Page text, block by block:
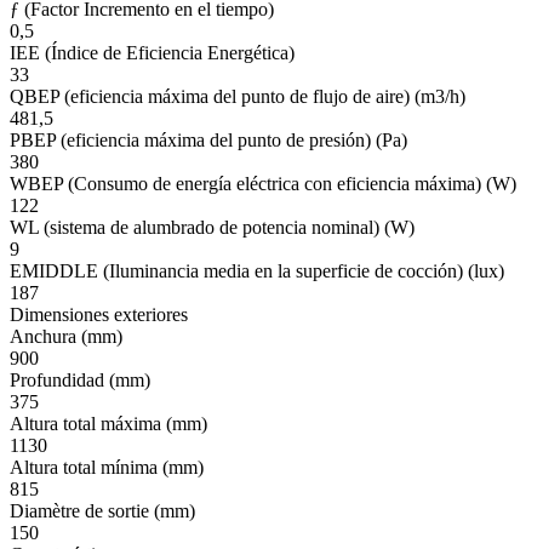
ƒ (Factor Incremento en el tiempo)
0,5
IEE (Índice de Eficiencia Energética)
33
QBEP (eficiencia máxima del punto de flujo de aire) (m3/h)
481,5
PBEP (eficiencia máxima del punto de presión) (Pa)
380
WBEP (Consumo de energía eléctrica con eficiencia máxima) (W)
122
WL (sistema de alumbrado de potencia nominal) (W)
9
EMIDDLE (Iluminancia media en la superficie de cocción) (lux)
187
Dimensiones exteriores
Anchura (mm)
900
Profundidad (mm)
375
Altura total máxima (mm)
1130
Altura total mínima (mm)
815
Diamètre de sortie (mm)
150